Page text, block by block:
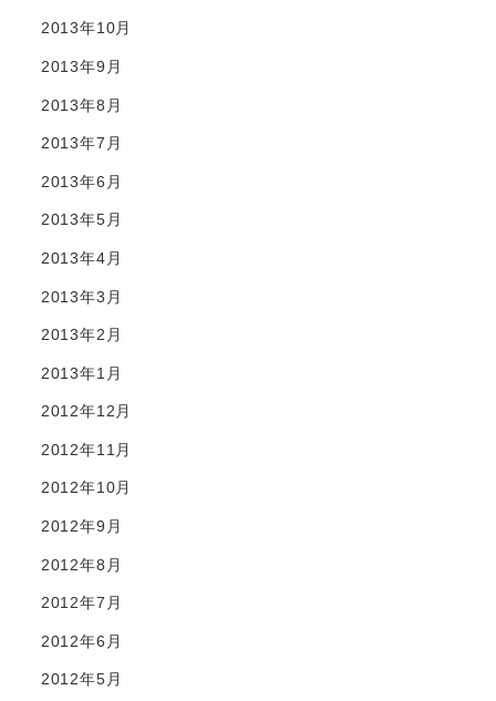
2013年10月
2013年9月
2013年8月
2013年7月
2013年6月
2013年5月
2013年4月
2013年3月
2013年2月
2013年1月
2012年12月
2012年11月
2012年10月
2012年9月
2012年8月
2012年7月
2012年6月
2012年5月